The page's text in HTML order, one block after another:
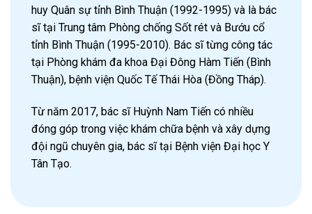
huy Quân sự tỉnh Bình Thuận (1992-1995) và là bác
sĩ tại Trung tâm Phòng chống Sốt rét và Bướu cổ
tỉnh Bình Thuận (1995-2010). Bác sĩ từng công tác
tại Phòng khám đa khoa Đại Đông Hàm Tiến (Bình
Thuận), bệnh viện Quốc Tế Thái Hòa (Đồng Tháp).
Từ năm 2017, bác sĩ Huỳnh Nam Tiến có nhiều
đóng góp trong việc khám chữa bệnh và xây dựng
đội ngũ chuyên gia, bác sĩ tại Bệnh viện Đại học Y
Tân Tạo.